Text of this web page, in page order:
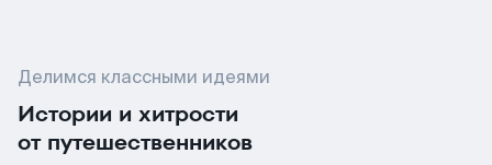
Делимся классными идеями
Истории и хитрости
от путешественников